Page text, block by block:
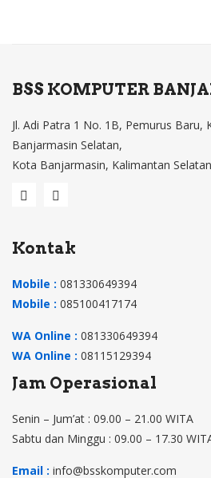
BSS KOMPUTER
Jl. Adi Patra 1 No. 1B, Pemurus Baru,
Banjarmasin Selatan,
Kota Banjarmasin, Kalimantan
Kontak
Mobile : 081330649394
Mobile : 085100417174
WA Online : 081330649394
WA Online : 08115129394
Jam Operasional
Senin – Jum’at : 09.00 – 21.00 WITA
Sabtu dan Minggu : 09.00 – 17.30
Email : info@bsskomputer.com